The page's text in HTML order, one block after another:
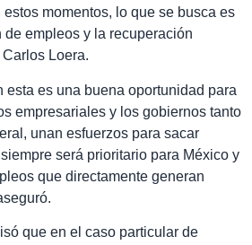
momentos, lo que se busca es
de empleos y la recuperación
Loera.
esta es una buena oportunidad para
empresariales y los gobiernos tanto
unan esfuerzos para sacar
será prioritario para México y
que directamente generan
que en el caso particular de